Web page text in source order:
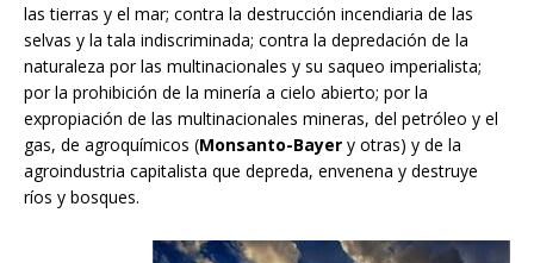
las tierras y el mar; contra la destrucción incendiaria de las
selvas y la tala indiscriminada; contra la depredación de la
naturaleza por las multinacionales y su saqueo imperialista;
por la prohibición de la minería a cielo abierto; por la
expropiación de las multinacionales mineras, del petróleo y el
gas, de agroquímicos (Monsanto-Bayer y otras) y de la
agroindustria capitalista que depreda, envenena y destruye
ríos y bosques.